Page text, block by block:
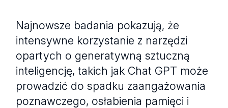
Najnowsze badania pokazują, że
intensywne korzystanie z narzędzi
opartych o generatywną sztuczną
inteligencję, takich jak Chat GPT może
prowadzić do spadku zaangażowania
poznawczego, osłabienia pamięci i